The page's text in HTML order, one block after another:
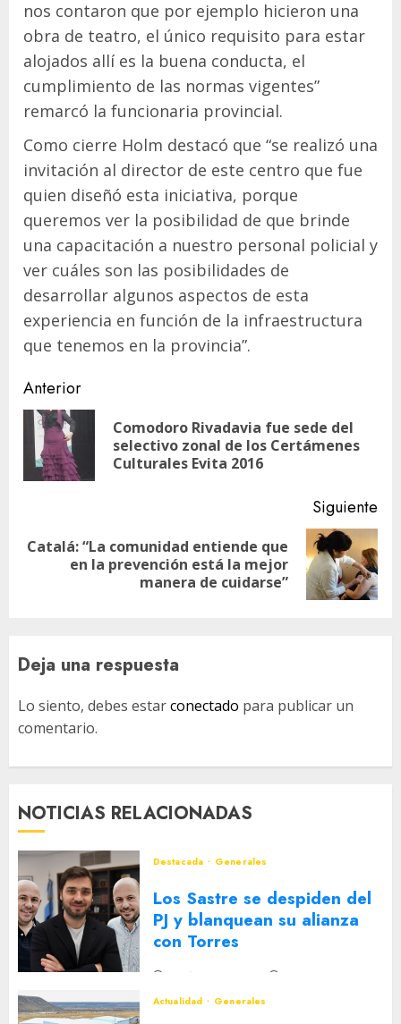
nos contaron que por ejemplo hicieron una
obra de teatro, el único requisito para estar
alojados allí es la buena conducta, el
cumplimiento de las normas vigentes”
remarcó la funcionaria provincial.
Como cierre Holm destacó que “se realizó una
invitación al director de este centro que fue
quien diseñó esta iniciativa, porque
queremos ver la posibilidad de que brinde
una capacitación a nuestro personal policial y
ver cuáles son las posibilidades de
desarrollar algunos aspectos de esta
experiencia en función de la infraestructura
que tenemos en la provincia”.
Navegación
de
entradas
Anterior
Comodoro Rivadavia fue sede del
selectivo zonal de los Certámenes
Culturales Evita 2016
Siguiente
Siguiente
Catalá: “La comunidad entiende que
en la prevención está la mejor
manera de cuidarse”
Deja una respuesta
Lo siento, debes estarconectado para publicar un
comentario.
NOTICIAS RELACIONADAS
Destacada Generales
Los Sastre se despiden del
PJ y blanquean su alianza
con Torres
2 DE AGOSTO DE 2026
Actualidad
Generales